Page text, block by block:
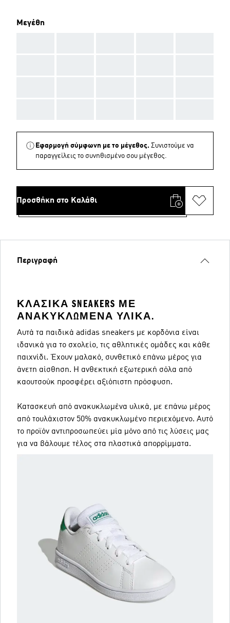
Μεγέθη
Εφαρμογή σύμφωνη με το μέγεθος. Συνιστούμε να
παραγγείλεις το συνηθισμένο σου μέγεθος.
Προσθήκη στο Καλάθι
Περιγραφή
ΚΛΑΣΙΚΆ SNEAKERS ΜΕ
ΑΝΑΚΥΚΛΩΜΈΝΑ ΥΛΙΚΆ.
Αυτά τα παιδικά adidas sneakers με κορδόνια είναι
ιδανικά για το σχολείο, τις αθλητικές ομάδες και κάθε
παιχνίδι. Έχουν μαλακό, συνθετικό επάνω μέρος για
άνετη αίσθηση. Η ανθεκτική εξωτερική σόλα από
καουτσούκ προσφέρει αξιόπιστη πρόσφυση.
Κατασκευή από ανακυκλωμένα υλικά, με επάνω μέρος
από τουλάχιστον 50% ανακυκλωμένο περιεχόμενο. Αυτό
το προϊόν αντιπροσωπεύει μία μόνο από τις λύσεις μας
για να βάλουμε τέλος στα πλαστικά απορρίμματα.